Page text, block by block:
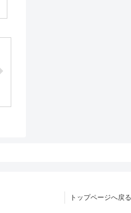
トップページへ戻る